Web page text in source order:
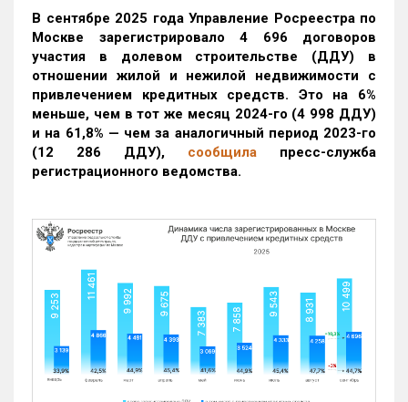
В сентябре 2025 года Управление Росреестра по
Москве зарегистрировало 4 696 договоров
участия в долевом строительстве (ДДУ) в
отношении жилой и нежилой недвижимости с
привлечением кредитных средств. Это на 6%
меньше, чем в тот же месяц 2024-го (4 998 ДДУ)
и на 61,8% — чем за аналогичный период 2023-го
(12 286 ДДУ), сообщила пресс-служба
регистрационного ведомства.